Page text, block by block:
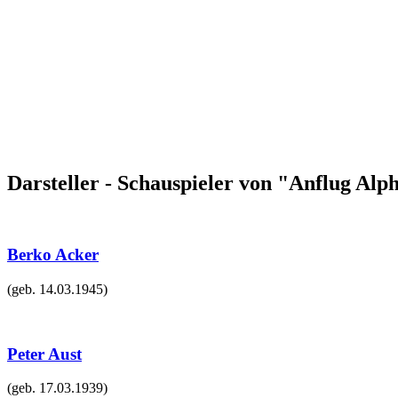
Darsteller - Schauspieler von "Anflug
Berko Acker
(geb. 14.03.1945)
Peter Aust
(geb. 17.03.1939)